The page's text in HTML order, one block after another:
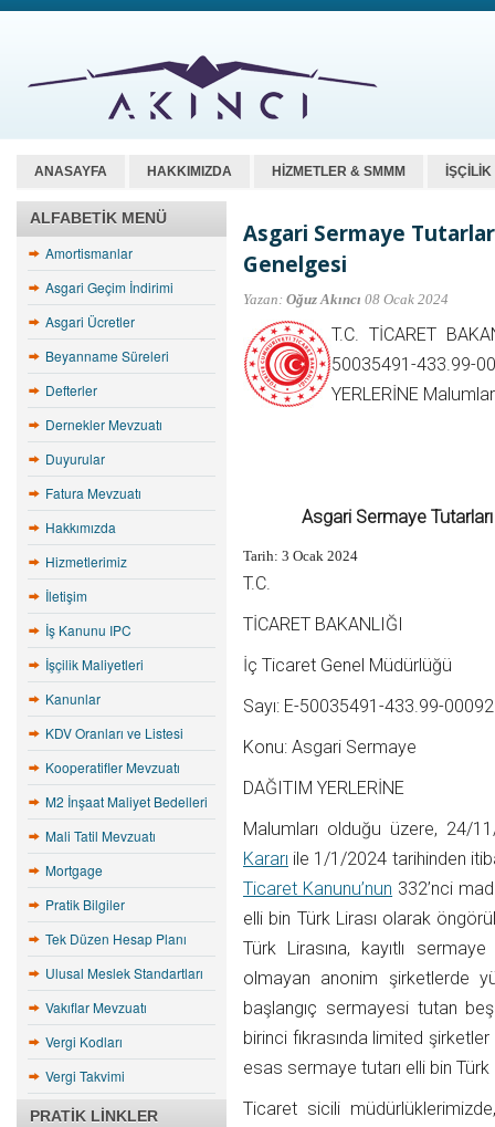
ANASAYFA HAKKIMIZDA HİZMETLER & SMMM
ALFABETIK MENÜ
Amortismanlar
Asgari Geçim İndirimi
Asgari Ücretler
Beyanname Süreleri
Defterler
Dernekler Mevzuatı
Duyurular
Fatura Mevzuatı
Hakkımızda
Hizmetlerimiz
İletişim
İş Kanunu IPC
İşçilik Maliyetleri
Kanunlar
KDV Oranları ve Listesi
Kooperatifler Mevzuatı
M2 İnşaat Maliyet Bedelleri
Mali Tatil Mevzuatı
Mortgage
Pratik Bilgiler
Tek Düzen Hesap Planı
Ulusal Meslek Standartları
Vakıflar Mevzuatı
Vergi Kodları
Vergi Takvimi
PRATIK LINKLER
Asgari Sermaye
Genelgesi
Yazan: Oğuz Akıncı 08 Ocak 2024
T.C. TİCARET
50035491-433.99-
YERLERİNE
Asgari Sermaye
Tarih: 3 Ocak 2024
T.C.
TİCARET BAKANLIĞI
İç Ticaret Genel Müdürlüğü
Sayı: E-50035491-433.99-
Konu: Asgari Sermaye
DAĞITIM YERLERİNE
Malumları olduğu üzere, 24/
Kararı ile 1/1/2024 tarihinden
Ticaret Kanunu’nun 332’nci
elli bin Türk Lirası olarak
Türk Lirasına, kayıtlı
olmayan anonim şirketlerde
başlangıç sermayesi tutan
birinci fıkrasında limited
esas sermaye tutarı elli bin
Ticaret sicili